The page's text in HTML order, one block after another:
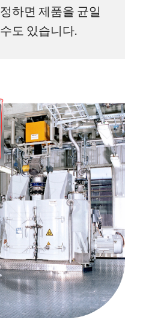
하면 제품을 균일
도 있습니다.